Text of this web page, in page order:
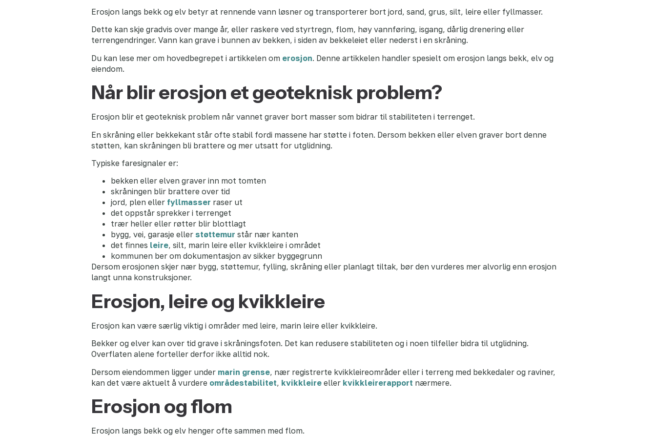
Erosjon langs bekk og elv betyr at rennende vann løsner og transporterer bort jord, sand, grus, silt, leire eller fyllmasser.
Dette kan skje gradvis over mange år, eller raskere ved styrtregn, flom, høy vannføring, isgang, dårlig drenering eller
terrengendringer. Vann kan grave i bunnen av bekken, i siden av bekkeleiet eller nederst i en skråning.
Du kan lese mer om hovedbegrepet i artikkelen om erosjon. Denne artikkelen handler spesielt om erosjon langs bekk, elv og
eiendom.
Når blir erosjon et geoteknisk problem?
Erosjon blir et geoteknisk problem når vannet graver bort masser som bidrar til stabiliteten i terrenget.
En skråning eller bekkekant står ofte stabil fordi massene har støtte i foten. Dersom bekken eller elven graver bort denne
støtten, kan skråningen bli brattere og mer utsatt for utglidning.
Typiske faresignaler er:
bekken eller elven graver inn mot tomten
skråningen blir brattere over tid
jord, plen eller fyllmasser raser ut
det oppstår sprekker i terrenget
trær heller eller røtter blir blottlagt
bygg, vei, garasje eller støttemur står nær kanten
det finnes leire, silt, marin leire eller kvikkleire i området
kommunen ber om dokumentasjon av sikker byggegrunn
Dersom erosjonen skjer nær bygg, støttemur, fylling, skråning eller planlagt tiltak, bør den vurderes mer alvorlig enn erosjon
langt unna konstruksjoner.
Erosjon, leire og kvikkleire
Erosjon kan være særlig viktig i områder med leire, marin leire eller kvikkleire.
Bekker og elver kan over tid grave i skråningsfoten. Det kan redusere stabiliteten og i noen tilfeller bidra til utglidning.
Overflaten alene forteller derfor ikke alltid nok.
Dersom eiendommen ligger under marin grense, nær registrerte kvikkleireområder eller i terreng med bekkedaler og raviner,
kan det være aktuelt å vurdere områdestabilitet, kvikkleire eller kvikkleirerapport nærmere.
Erosjon og flom
Erosjon langs bekk og elv henger ofte sammen med flom.